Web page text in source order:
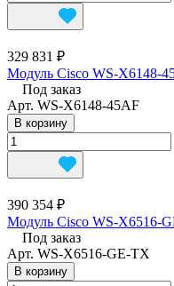
329 831 ₽
Модуль Cisco WS-X6148-
Под заказ
Арт. WS-X6148-45AF
В корзину
390 354 ₽
Модуль Cisco WS-X6516-
Под заказ
Арт. WS-X6516-GE-TX
В корзину